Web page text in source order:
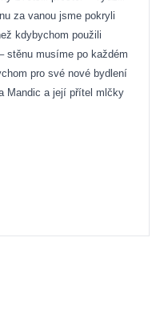
za vanou jsme pokryli
kdybychom použili
stěnu musíme po každém
pro své nové bydlení
Mandic a její přítel mlčky